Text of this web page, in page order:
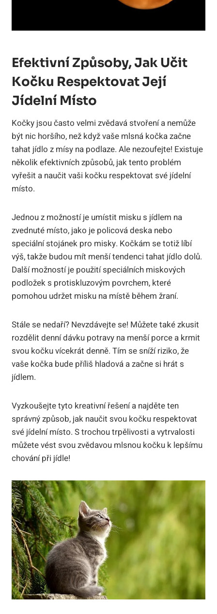
Efektivní Způsoby, Jak Učit
Kočku Respektovat Její
Jídelní Místo
Kočky jsou často velmi zvědavá stvoření a nemůže
být nic horšího, než když vaše mlsná kočka začne
tahat jídlo z mísy na podlaze. Ale nezoufejte! Existuje
několik efektivních způsobů, jak tento problém
vyřešit a naučit vaši kočku respektovat své jídelní
místo.
Jednou z možností je umístit misku s jídlem na
zvednuté místo, jako je policová deska nebo
speciální stojánek pro misky. Kočkám se totiž líbí
výš, takže budou mít menší tendenci tahat jídlo dolů.
Další možností je použití speciálních miskových
podložek s protiskluzovým povrchem, které
pomohou udržet misku na místě během žraní.
Stále se nedaří? Nevzdávejte se! Můžete také zkusit
rozdělit denní dávku potravy na menší porce a krmit
svou kočku vícekrát denně. Tím se sníží riziko, že
vaše kočka bude příliš hladová a začne si hrát s
jídlem.
Vyzkoušejte tyto kreativní řešení a najděte ten
správný způsob, jak naučit svou kočku respektovat
své jídelní místo. S trochou trpělivosti a vytrvalosti
můžete vést svou zvědavou mlsnou kočku k lepšímu
chování při jídle!